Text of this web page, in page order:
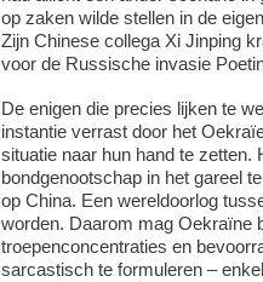
op zaken wilde stellen in de
Zijn Chinese collega Xi Jinping
voor de Russische invasie
De enigen die precies lijken te
instantie verrast door het
situatie naar hun hand te zetten.
bondgenootschap in het gareel
op China. Een wereldoorlog
worden. Daarom mag Oekraïne
troepenconcentraties en
sarcastisch te formuleren –